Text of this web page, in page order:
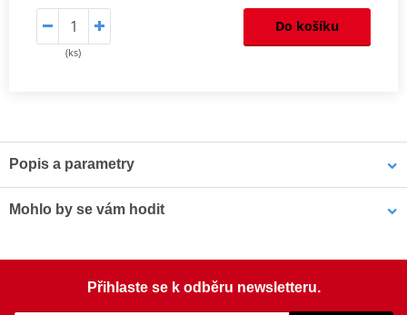
(ks)
Do košíku
Popis a parametry
Mohlo by se vám hodit
Přihlaste se k odběru newsletteru.